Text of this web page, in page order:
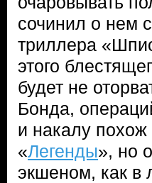
сочинил о нем
триллера
этого
будет не
Бонда,
и накалу
«Легенды», но
экшеном, как в